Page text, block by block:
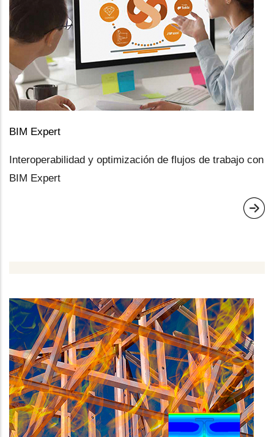
BIM Expert
Interoperabilidad y optimización de flujos de trabajo con
BIM Expert